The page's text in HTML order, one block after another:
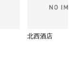
北西酒店